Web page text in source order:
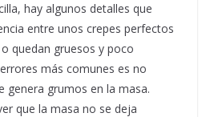
hay algunos detalles que
entre unos crepes perfectos
quedan gruesos y poco
más comunes es no
genera grumos en la masa.
que la masa no se deja